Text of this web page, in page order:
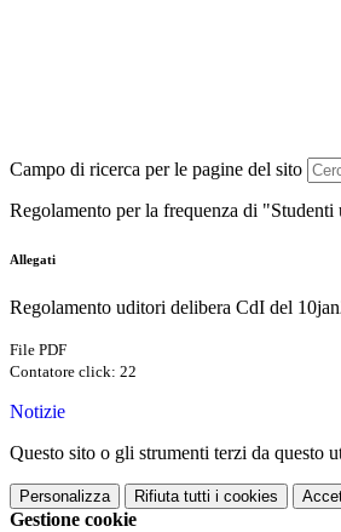
Campo di ricerca per le pagine del sito
Regolamento per la frequenza di
Allegati
Regolamento uditori delibera CdI del
File PDF
Contatore click: 22
Notizie
Questo sito o gli strumenti terzi da questo
Personalizza Rifiuta tutti i cookies
Gestione cookie